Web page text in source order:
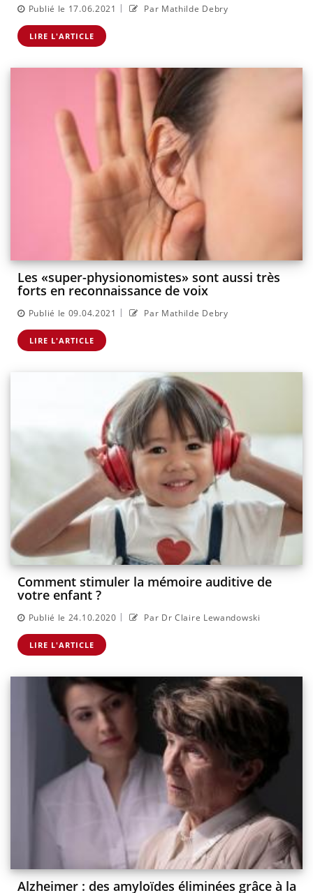
Publié le 17.06.2021 | Par Mathilde Debry
LIRE L'ARTICLE
Les «super-physionomistes» sont aussi très
forts en reconnaissance de voix
Publié le 09.04.2021 | Par Mathilde Debry
LIRE L'ARTICLE
Comment stimuler la mémoire auditive de
votre enfant ?
Publié le 24.10.2020 | Par Dr Claire Lewandowski
LIRE L'ARTICLE
Alzheimer : des amyloïdes éliminées grâce à la